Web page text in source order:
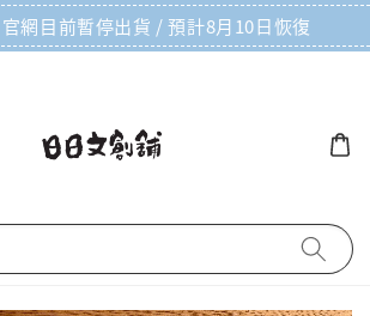
網目前暫停出貨 / 預計8月10日恢復